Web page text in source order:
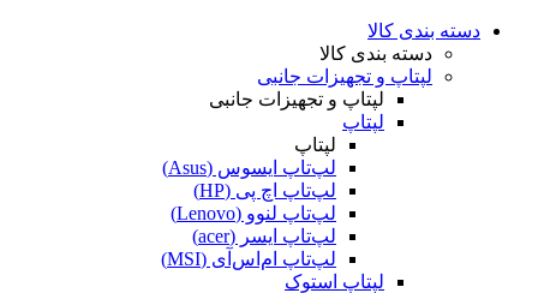
دسته بندی کالا
دسته بندی کالا
لپتاپ و تجهیزات جانبی
لپتاپ و تجهیزات جانبی
لپتاپ
لپتاپ
لپ‌تاپ ایسوس (Asus)
لپ‌تاپ اچ پی (HP)
لپ‌تاپ لنوو (Lenovo)
لپ‌تاپ ایسر (acer)
لپ‌تاپ ام‌اس‌آی (MSI)
لپتاپ استوک